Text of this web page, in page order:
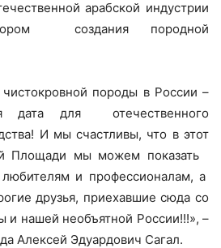
арабской индустрии
создания породной
чистокровной породы в России –
дата для
отечественного
И мы счастливы, что в этот
Площади мы можем показать
любителям и профессионалам, а
друзья, приехавшие сюда со
и нашей необъятной России!!!», –
Алексей Эдуардович Сагал.